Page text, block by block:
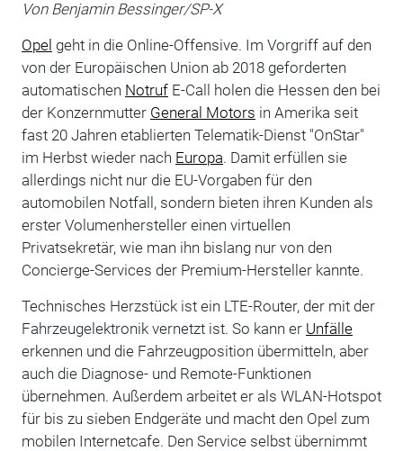
Von Benjamin Bessinger/SP-X
Opel geht in die Online-Offensive. Im Vorgriff auf den
von der Europäischen Union ab 2018 geforderten
automatischen NotrufE-Call holen die Hessen den bei
der Konzernmutter General Motors in Amerika seit
fast 20 Jahren etablierten Telematik-Dienst "OnStar"
im Herbst wieder nach Europa. Damit erfüllen sie
allerdings nicht nur die EU-Vorgaben für den
automobilen Notfall, sondern bieten ihren Kunden als
erster Volumenhersteller einen virtuellen
Privatsekretär, wie man ihn bislang nur von den
Concierge-Services der Premium-Hersteller kannte.
Technisches Herzstück ist ein LTE-Router, der mit der
Fahrzeugelektronik vernetzt ist. So kann er Unfälle
erkennen und die Fahrzeugposition übermitteln, aber
auch die Diagnose- und Remote-Funktionen
übernehmen. Außerdem arbeitet er als WLAN-Hotspot
für bis zu sieben Endgeräte und macht den Opel zum
mobilen Internetcafe. Den Service selbst übernimmt